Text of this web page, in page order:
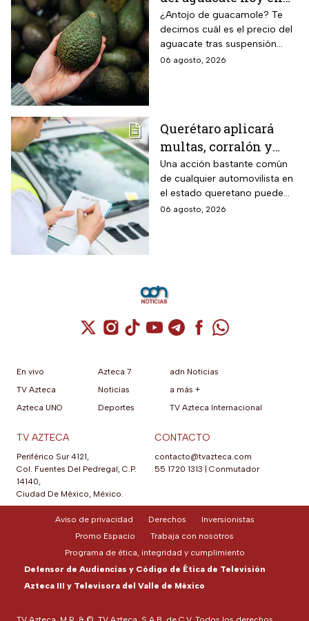
México
¿Antojo de guacamole? Te
decimos cuál es el precio del
aguacate tras suspensión
temporal de exportaciones de
06 agosto, 2026
Querétaro aplicará
multas, corralón y
hasta arresto a
quienes cometan esta
infracción con su auto
Una acción bastante común
de cualquier automovilista en
el estado queretano puede
derivar en una dura sanción
06 agosto, 2026
Cuenta de X / Twitter (se abre en una
Cuenta de Instagram (se abre en una
Cuenta de TikTok (se abre en
Cuenta de YouTube (se abre
Cuenta de Telegram (se
Cuenta de
Cuenta de
En vivo
TV Azteca
Azteca UNO
Azteca 7
Noticias
Deportes
adn Noticias
a más +
TV Azteca Internacional
TV AZTECA
Periférico Sur 4121,
Col. Fuentes Del Pedregal, C.P.
14140,
Ciudad De México, México.
CONTACTO
contacto@tvazteca.com
55 1720 1313
Conmutador
Aviso de privacidad Derechos
Inversionistas
Promo Espacio
Trabaja con nosotros
Programa de ética, integridad y cumplimiento
Defensor de Audiencias y Código de Ética de Televisión
Azteca III y Televisora del Valle de México